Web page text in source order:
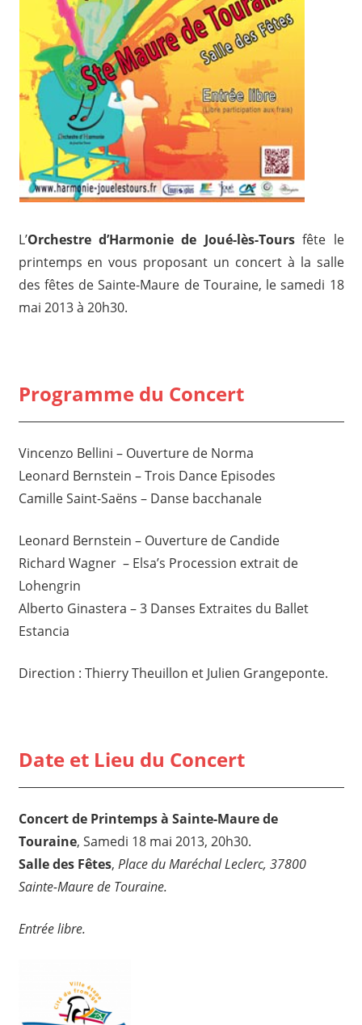
L’Orchestre d’Harmonie de Joué-lès-Toursfête le
printemps en vous proposant un concert à la salle
des fêtes de Sainte-Maure de Touraine, le samedi 18
mai 2013 à 20h30.
Programme du Concert
Vincenzo Bellini – Ouverture de Norma
Leonard Bernstein – Trois Dance Episodes
Camille Saint-Saëns – Danse bacchanale
Leonard Bernstein – Ouverture de Candide
Richard Wagner – Elsa’s Procession extrait de
Lohengrin
Alberto Ginastera – 3 Danses Extraites du Ballet
Estancia
Direction : Thierry Theuillon et Julien Grangeponte.
Date et Lieu du Concert
Concert de Printemps à Sainte-Maure de
Touraine, Samedi 18 mai 2013, 20h30.
Salle des Fêtes, Place du Maréchal Leclerc, 37800
Sainte-Maure de Touraine.
Entrée libre.